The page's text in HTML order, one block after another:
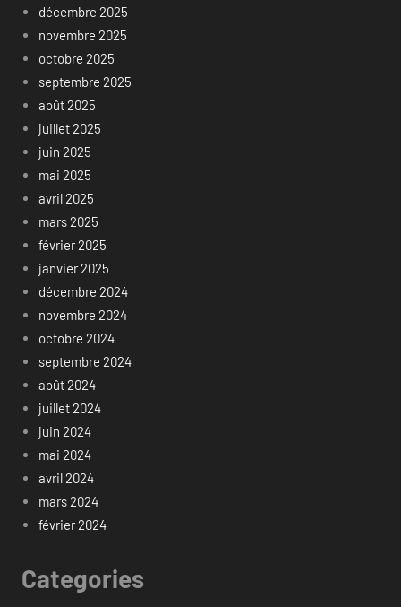
décembre 2025
novembre 2025
octobre 2025
septembre 2025
août 2025
juillet 2025
juin 2025
mai 2025
avril 2025
mars 2025
février 2025
janvier 2025
décembre 2024
novembre 2024
octobre 2024
septembre 2024
août 2024
juillet 2024
juin 2024
mai 2024
avril 2024
mars 2024
février 2024
Categories